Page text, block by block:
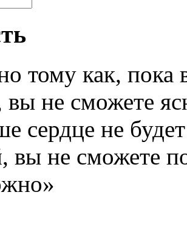
тому как, пока
вы не сможете
сердце не
вы не сможете